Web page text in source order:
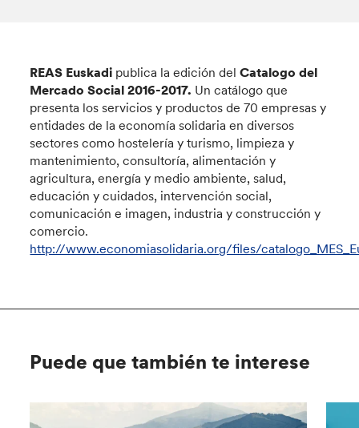
REAS Euskadi publica la edición delCatalogo del
Mercado Social 2016-2017. Un catálogo que
presenta los servicios y productos de 70 empresas y
entidades de la economía solidaria en diversos
sectores como hostelería y turismo, limpieza y
mantenimiento, consultoría, alimentación y
agricultura, energía y medio ambiente, salud,
educación y cuidados, intervención social,
comunicación e imagen, industria y construcción y
comercio.
http://www.economiasolidaria.org/files/
Puede que también te interese